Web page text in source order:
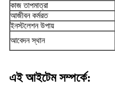
কাজ তাপমাত্রা
আজীবন কর্মরত
ইনস্টলেশন উপায়
আবেদন স্থান
এই আইটেম সম্পর্কে: